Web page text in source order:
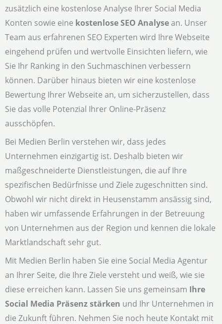
zusätzlich eine kostenlose Analyse Ihrer Social Media
Konten sowie eine kostenlose SEO Analysean. Unser
Team aus erfahrenen SEO Experten wird Ihre Webseite
eingehend prüfen und wertvolle Einsichten liefern, wie
Sie Ihr Ranking in den Suchmaschinen verbessern
können. Darüber hinaus bieten wir eine kostenlose
Bewertung Ihrer Webseite an, um sicherzustellen, dass
Sie das volle Potenzial Ihrer Online-Präsenz
ausschöpfen.
Bei Medien Berlin verstehen wir, dass jedes
Unternehmen einzigartig ist. Deshalb bieten wir
maßgeschneiderte Dienstleistungen, die auf Ihre
spezifischen Bedürfnisse und Ziele zugeschnitten sind.
Obwohl wir nicht direkt in Heusenstamm ansässig sind,
haben wir umfassende Erfahrungen in der Betreuung
von Unternehmen aus der Region und kennen die lokale
Marktlandschaft sehr gut.
Mit Medien Berlin haben Sie eine Social Media Agentur
an Ihrer Seite, die Ihre Ziele versteht und weiß, wie sie
diese erreichen kann. Lassen Sie uns gemeinsam Ihre
Social Media Präsenz stärken und Ihr Unternehmen in
die Zukunft führen. Nehmen Sie noch heute Kontakt mit